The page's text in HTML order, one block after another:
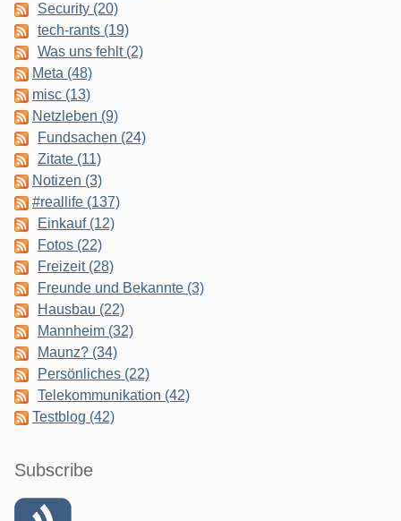
Security (20)
tech-rants (19)
Was uns fehlt (2)
Meta (48)
misc (13)
Netzleben (9)
Fundsachen (24)
Zitate (11)
Notizen (3)
#reallife (137)
Einkauf (12)
Fotos (22)
Freizeit (28)
Freunde und Bekannte (3)
Hausbau (22)
Mannheim (32)
Maunz? (34)
Persönliches (22)
Telekommunikation (42)
Testblog (42)
Subscribe